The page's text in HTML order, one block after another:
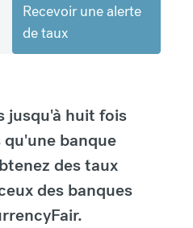
Recevoir une alerte
de taux
jusqu'à huit fois
banque
des taux
des banques